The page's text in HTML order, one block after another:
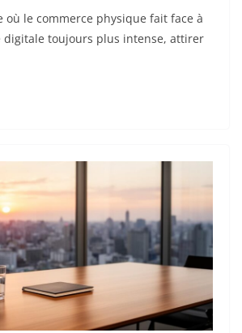
où le commerce physique fait face à
digitale toujours plus intense, attirer